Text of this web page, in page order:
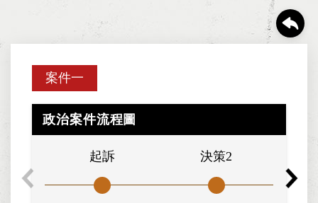
案件一
政治案件流程圖
起訴 決策2